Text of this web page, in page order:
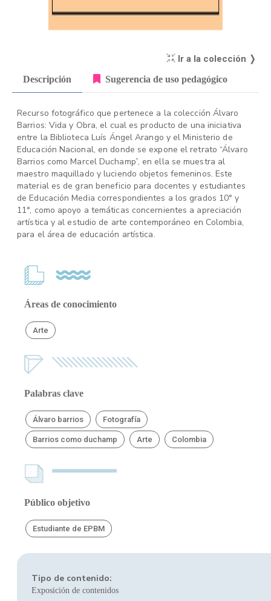
Ir a la colección ❭
Descripción Sugerencia de uso pedagógico
Recurso fotográfico que pertenece a la colección Álvaro
Barrios: Vida y Obra, el cual es producto de una iniciativa
entre la Biblioteca Luís Ángel Arango y el Ministerio de
Educación Nacional, en donde se expone el retrato “Álvaro
Barrios como Marcel Duchamp”, en ella se muestra al
maestro maquillado y luciendo objetos femeninos. Este
material es de gran beneficio para docentes y estudiantes
de Educación Media correspondientes a los grados 10° y
11°, como apoyo a temáticas concernientes a apreciación
artística y al estudio de arte contemporáneo en Colombia,
para el área de educación artística.
Áreas de conocimiento
Arte
Palabras clave
Álvaro barrios Fotografía
Barrios como duchamp Arte Colombia
Público objetivo
Estudiante de EPBM
Tipo de contenido:
Exposición de contenidos